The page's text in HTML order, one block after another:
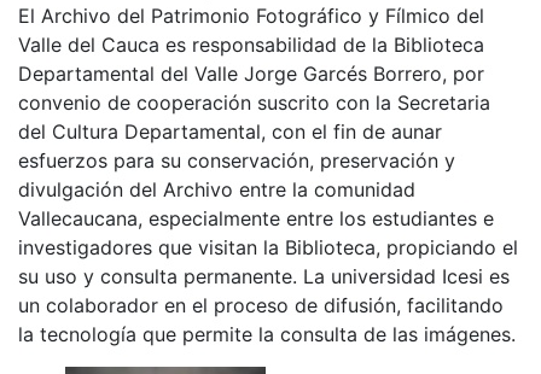
El Archivo del Patrimonio Fotográfico y Fílmico del
Valle del Cauca es responsabilidad de la Biblioteca
Departamental del Valle Jorge Garcés Borrero, por
convenio de cooperación suscrito con la Secretaria
del Cultura Departamental, con el fin de aunar
esfuerzos para su conservación, preservación y
divulgación del Archivo entre la comunidad
Vallecaucana, especialmente entre los estudiantes e
investigadores que visitan la Biblioteca, propiciando el
su uso y consulta permanente. La universidad Icesi es
un colaborador en el proceso de difusión, facilitando
la tecnología que permite la consulta de las imágenes.